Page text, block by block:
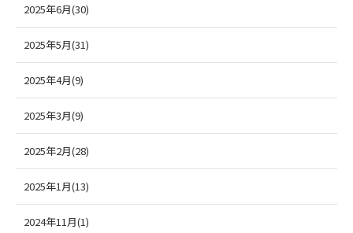
2025年6月(30)
2025年5月(31)
2025年4月(9)
2025年3月(9)
2025年2月(28)
2025年1月(13)
2024年11月(1)